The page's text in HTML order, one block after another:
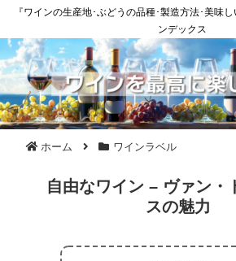
『ワインの生産地･ぶどうの品種･製造方法･美味
ンデックス
ホーム ワインラベル
自由なワイン – ヴァン・
スの魅力